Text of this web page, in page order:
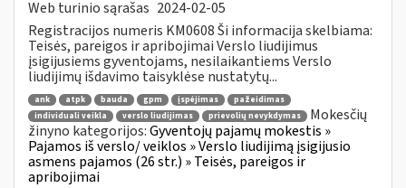
Web turinio sąrašas 2024-02-05
Registracijos numeris KM0608 Ši informacija skelbiama:
Teisės, pareigos ir apribojimai Verslo liudijimus
įsigijusiems gyventojams, nesilaikantiems Verslo
liudijimų išdavimo taisyklėse nustatytų...
ank atpk bauda gpm įspėjimas
pažeidimas
individuali veikla
verslo liudijimas prievolių nevykdymas
Mokesčių
žinyno kategorijos:Gyventojų pajamų mokestis »
Pajamos iš verslo/ veiklos » Verslo liudijimą įsigijusio
asmens pajamos (26 str.) » Teisės, pareigos ir
apribojimai